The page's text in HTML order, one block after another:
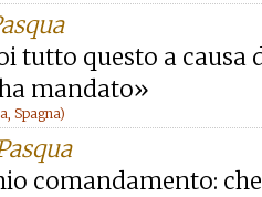
tutto questo a
mandato»
Spagna)
comandamento: